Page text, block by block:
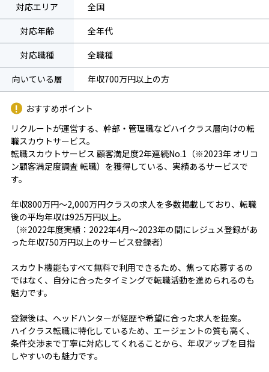
対応エリア
全国
対応年齢
全年代
対応職種
全職種
向いている層
年収700万円以上の方
おすすめポイント
リクルートが運営する、幹部・管理職などハイクラス層向けの転
職スカウトサービス。
転職スカウトサービス 顧客満足度2年連続No.1（※2023年 オリコ
ン顧客満足度調査 転職）を獲得している、実績あるサービスで
す。
年収800万円～2,000万円クラスの求人を多数掲載しており、転職
後の平均年収は925万円以上。
（※2022年度実績：2022年4月～2023年の間にレジュメ登録があ
った年収750万円以上のサービス登録者）
スカウト機能もすべて無料で利用できるため、焦って応募するの
ではなく、自分に合ったタイミングで転職活動を進められるのも
魅力です。
登録後は、ヘッドハンターが経歴や希望に合った求人を提案。
ハイクラス転職に特化しているため、エージェントの質も高く、
条件交渉まで丁寧に対応してくれることから、年収アップを目指
しやすいのも魅力です。